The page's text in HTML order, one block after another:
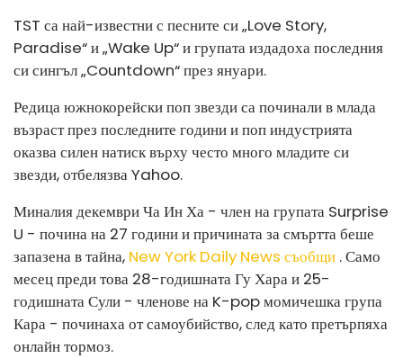
TST са най-известни с песните си „Love Story,
Paradise“ и„Wake Up“ и групата издадоха последния
си сингъл „Countdown“ през януари.
Редица южнокорейски поп звезди са починали в млада
възраст през последните години и поп индустрията
оказва силен натиск върху често много младите си
звезди, отбелязва Yahoo.
Миналия декември Ча Ин Ха - член на групата Surprise
U - почина на 27 години и причината за смъртта беше
запазена в тайна, New York Daily News съобщи . Само
месец преди това 28-годишната Гу Хара и 25-
годишната Сули - членове на K-pop момичешка група
Кара - починаха от самоубийство, след като претърпяха
онлайн тормоз.